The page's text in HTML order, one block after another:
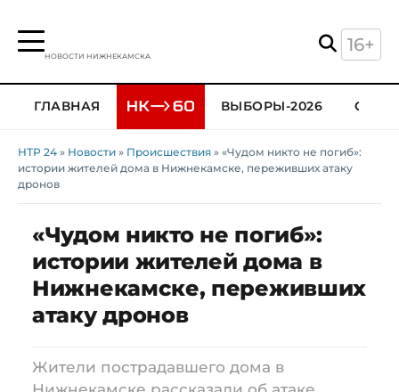
НОВОСТИ НИЖНЕКАМСКА
16+
ГЛАВНАЯ ВЫБОРЫ-2026
НТР 24 » Новости » Происшествия » «Чудом никто не погиб»:
истории жителей дома в Нижнекамске, переживших атаку
дронов
«Чудом никто не погиб»:
истории жителей дома в
Нижнекамске, переживших
атаку дронов
Жители пострадавшего дома в